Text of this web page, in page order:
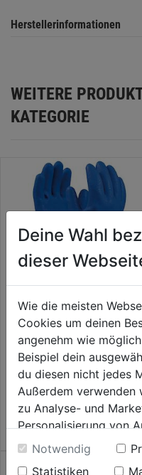
Herstellerinformationen
WEITERE
KATEGORIE
Arbeitshandsch.Blue Tech
0.0 (0)
0.0
von
Sternen.
7,29€
Deine Wahl
dieser
Wie die meisten
Cookies um deinen
angenehm wie
Beispiel dein
du diesen nicht jedes
Außerdem verwenden
zu Analyse- und
Personalisierung von
Einwilligung werden
unter anderem auch
Notwendig
Statistiken